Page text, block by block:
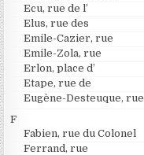
Ecu, rue de l’
Elus, rue des
Emile-Cazier, rue
Emile-Zola, rue
Erlon, place d’
Etape, rue de
Eugène-Desteuque, rue
F
Fabien, rue du Colonel
Ferrand, rue